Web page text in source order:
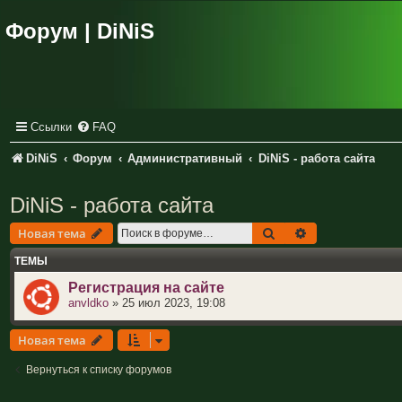
Форум | DiNiS
Ссылки FAQ
DiNiS Форум Административный DiNiS - работа сайта
DiNiS - работа сайта
Новая тема Поиск
ТЕМЫ
Регистрация на сайте
anvldko » 25 июл 2023, 19:08
Новая тема
Вернуться к списку форумов